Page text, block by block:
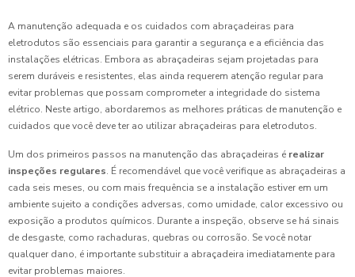
A manutenção adequada e os cuidados com abraçadeiras para
eletrodutos são essenciais para garantir a segurança e a eficiência das
instalações elétricas. Embora as abraçadeiras sejam projetadas para
serem duráveis e resistentes, elas ainda requerem atenção regular para
evitar problemas que possam comprometer a integridade do sistema
elétrico. Neste artigo, abordaremos as melhores práticas de manutenção e
cuidados que você deve ter ao utilizar abraçadeiras para eletrodutos.
Um dos primeiros passos na manutenção das abraçadeiras é realizar
inspeções regulares. É recomendável que você verifique as abraçadeiras a
cada seis meses, ou com mais frequência se a instalação estiver em um
ambiente sujeito a condições adversas, como umidade, calor excessivo ou
exposição a produtos químicos. Durante a inspeção, observe se há sinais
de desgaste, como rachaduras, quebras ou corrosão. Se você notar
qualquer dano, é importante substituir a abraçadeira imediatamente para
evitar problemas maiores.